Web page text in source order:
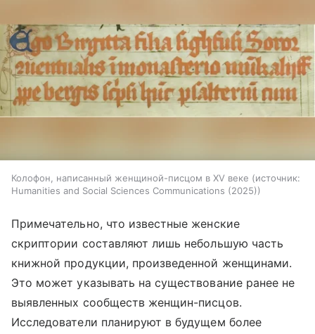
Колофон, написанный женщиной-писцом в XV веке
источник:
Humanities and Social Sciences Communications (2025)
Примечательно, что известные женские
скриптории составляют лишь небольшую часть
книжной продукции, произведенной женщинами.
Это может указывать на существование ранее не
выявленных сообществ женщин-писцов.
Исследователи планируют в будущем более